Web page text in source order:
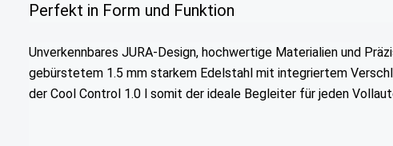
Perfekt in Form und Funktion
Unverkennbares JURA-Design, hochwertige Materialien und
gebürstetem 1.5 mm starkem Edelstahl mit integriertem
der Cool Control 1.0 l somit der ideale Begleiter für jeden